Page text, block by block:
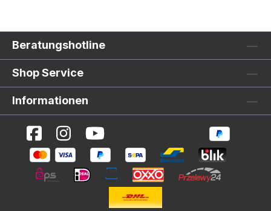
Beratungshotline
Shop Service
Informationen